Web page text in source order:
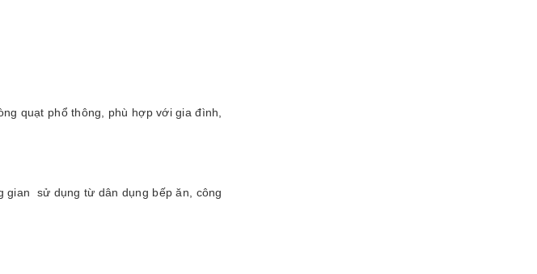
quạt phổ thông, phù hợp với gia đình,
gian sử dụng từ dân dụng bếp ăn, công